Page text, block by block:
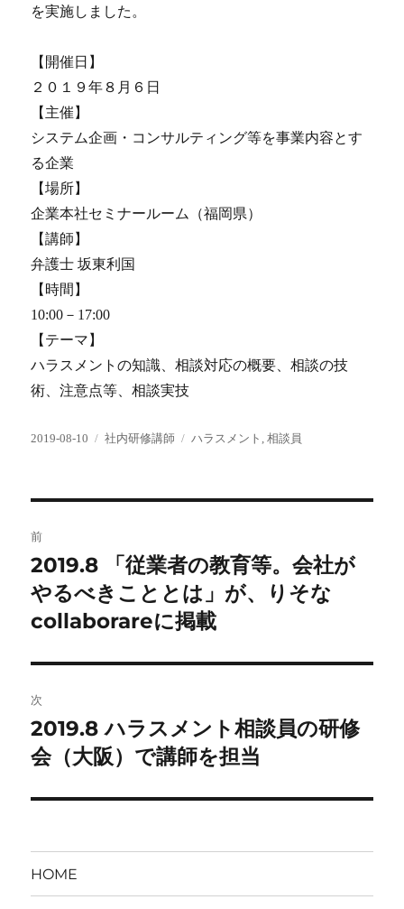
を実施しました。
【開催日】
２０１９年８月６日
【主催】
システム企画・コンサルティング等を事業内容とす
る企業
【場所】
企業本社セミナールーム（福岡県）
【講師】
弁護士 坂東利国
【時間】
10:00－17:00
【テーマ】
ハラスメントの知識、相談対応の概要、相談の技
術、注意点等、相談実技
投
2019-08-10
カ
社内研修講師
タ
ハラスメント ,相談員
稿
ナ
ビ
ゲ
ー
シ
前
前
の
投
2019.8 「従業者の教育等。会社が
やるべきこととは」が、りそな
collaborareに掲載
次
次
の
稿:
2019.8 ハラスメント相談員の研修
会（大阪）で講師を担当
HOME